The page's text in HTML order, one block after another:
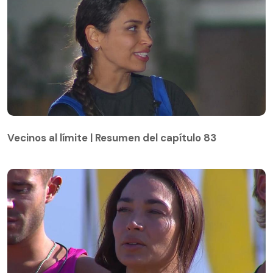
Vecinos al límite | Resumen del capítulo 83